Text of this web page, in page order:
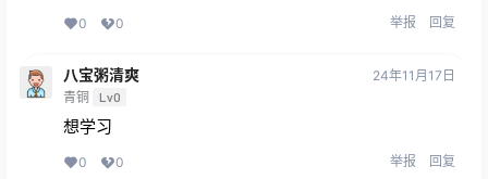
0 0 举报 回复
八宝粥清爽
青铜 Lv0
24年11月17日
想学习
0 0 举报 回复